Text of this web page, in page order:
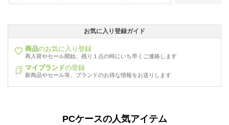
お気に入り登録ガイド
商品のお気に入り登録
再入荷やセール開始、残り１点の時にいち早くご連絡します
マイブランドの登録
新商品やセール等、ブランドのお得な情報をお送りします
PCケースの人気アイテム